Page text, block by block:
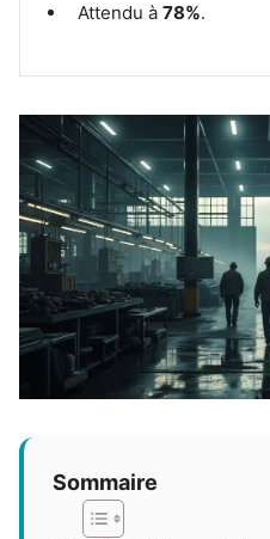
Attendu à 78%.
Sommaire